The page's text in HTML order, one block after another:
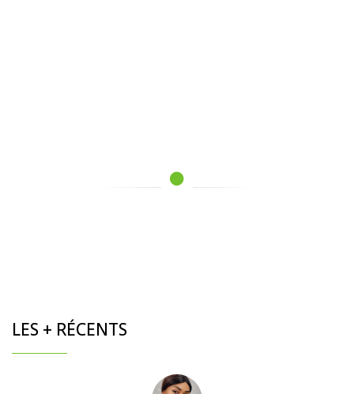
LES + RÉCENTS